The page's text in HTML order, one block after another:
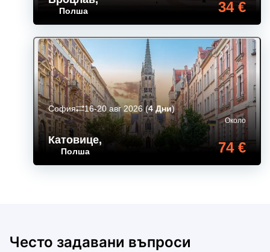
Полша 34 €
Катовице,
Полша
Около
74 €
София 16-20 авг 2026(4 Дни)
Често задавани въпроси